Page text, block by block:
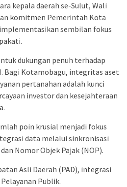
kepala daerah se-Sulut, Wali
komitmen Pemerintah Kota
sembilan fokus
dukungan penuh terhadap
Bagi Kotamobagu, integritas aset
pertanahan adalah kunci
investor dan kesejahteraan
poin krusial menjadi fokus
data melalui sinkronisasi
Nomor Objek Pajak (NOP).
Asli Daerah (PAD), integrasi
Publik.